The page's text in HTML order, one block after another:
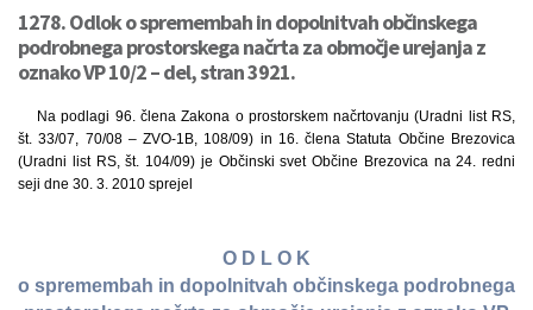
1278. Odlok o spremembah in dopolnitvah občinskega
podrobnega prostorskega načrta za območje urejanja z
oznako VP 10/2 – del, stran 3921.
Na podlagi 96. člena Zakona o prostorskem načrtovanju (Uradni list RS,
št. 33/07, 70/08 – ZVO-1B, 108/09) in 16. člena Statuta Občine Brezovica
(Uradni list RS, št. 104/09) je Občinski svet Občine Brezovica na 24. redni
seji dne 30. 3. 2010 sprejel
O D L O K
o spremembah in dopolnitvah občinskega podrobnega